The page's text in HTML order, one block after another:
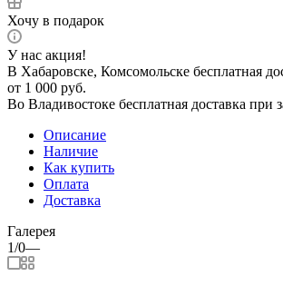
Хочу в подарок
У нас акция!
В Хабаровске, Комсомольске бесплатная
от 1 000 руб.
Во Владивостоке бесплатная доставка при
Описание
Наличие
Как купить
Оплата
Доставка
Галерея
1/0—